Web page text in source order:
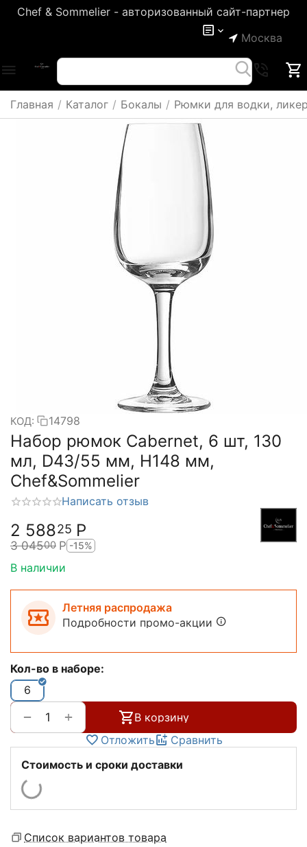
Chef & Sommelier - авторизованный сайт-партнер
Москва
Главная / Каталог / Бокалы / Рюмки для водки,
КОД: 14798
Набор рюмок Cabernet, 6 шт, 130
мл, D43/55 мм, H148 мм,
Chef&Sommelier
Написать отзыв
2 58825 Р
3 04500 Р -15%
В наличии
Летняя распродажа
Подробности промо-акции
Кол-во в наборе:
6
+
−
В корзину
Отложить
Сравнить
Стоимость и сроки доставки
Список вариантов товара